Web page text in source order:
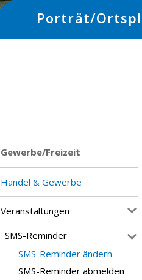
Porträt/
Subnav:
Gewerbe/Freizeit
Handel & Gewerbe
Veranstaltungen
SMS-Reminder
SMS-Reminder ändern
SMS-Reminder abmelden